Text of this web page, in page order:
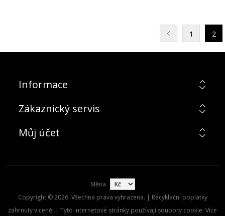
1 2
Informace
Zákaznický servis
Můj účet
Měna
Copyright © 2026. Všechna práva vyhrazena. | Recyklační poplatky
zahrnuty v ceně. | Tyto internetové stránky používají soubory cookie. Více